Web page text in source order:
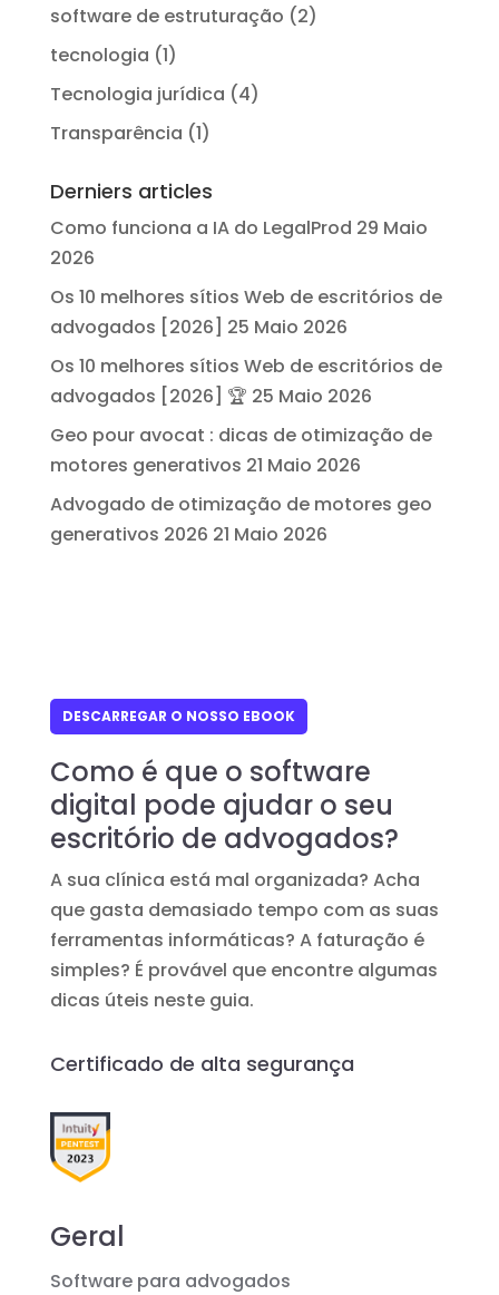
software de estruturação (2)
tecnologia (1)
Tecnologia jurídica (4)
Transparência (1)
Derniers articles
Como funciona a IA do LegalProd 29 Maio
2026
Os 10 melhores sítios Web de escritórios de
advogados [2026] 25 Maio 2026
Os 10 melhores sítios Web de escritórios de
advogados [2026] 🏆 25 Maio 2026
Geo pour avocat : dicas de otimização de
motores generativos 21 Maio 2026
Advogado de otimização de motores geo
generativos 2026 21 Maio 2026
DESCARREGAR O NOSSO EBOOK
Como é que o software
digital pode ajudar o seu
escritório de advogados?
A sua clínica está mal organizada? Acha
que gasta demasiado tempo com as suas
ferramentas informáticas? A faturação é
simples? É provável que encontre algumas
dicas úteis neste guia.
Certificado de alta segurança
Geral
Software para advogados